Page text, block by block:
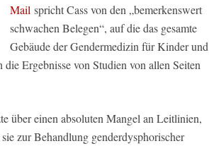
Mail spricht Cass von den „bemerkenswert
schwachen Belegen“, auf die das gesamte
Gebäude der Gendermedizin für Kinder und
Ergebnisse von Studien von allen Seiten
über einen absoluten Mangel an Leitlinien,
zur Behandlung genderdysphorischer